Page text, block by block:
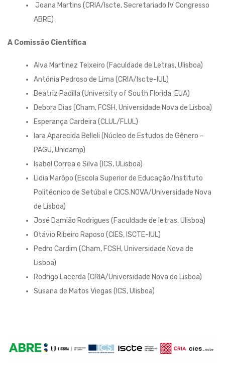
Joana Martins (CRIA/Iscte, Secretariado IV Congresso
ABRE)
A Comissão Científica
Alva Martinez Teixeiro (Faculdade de Letras, Ulisboa)
Antónia Pedroso de Lima (CRIA/Iscte-IUL)
Beatriz Padilla (University of South Florida, EUA)
Debora Dias (Cham, FCSH, Universidade Nova de Lisboa)
Esperança Cardeira (CLUL/FLUL)
Iara Aparecida Belleli (Núcleo de Estudos de Gênero –
PAGU, Unicamp)
Isabel Correa e Silva (ICS, ULisboa)
Lidia Marôpo (Escola Superior de Educação/Instituto
Politécnico de Setúbal e CICS.NOVA/Universidade Nova
de Lisboa)
José Damião Rodrigues (Faculdade de letras, Ulisboa)
Otávio Ribeiro Raposo (CIES, ISCTE-IUL)
Pedro Cardim (Cham, FCSH, Universidade Nova de
Lisboa)
Rodrigo Lacerda (CRIA/Universidade Nova de Lisboa)
Susana de Matos Viegas (ICS, Ulisboa)